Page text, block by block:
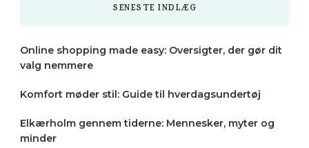
SENESTE INDLÆG
Online shopping made easy: Oversigter, der gør dit
valg nemmere
Komfort møder stil: Guide til hverdagsundertøj
Elkærholm gennem tiderne: Mennesker, myter og
minder